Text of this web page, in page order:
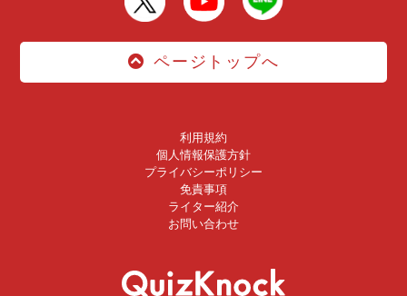
ページトップへ
利用規約
個人情報保護方針
プライバシーポリシー
免責事項
ライター紹介
お問い合わせ